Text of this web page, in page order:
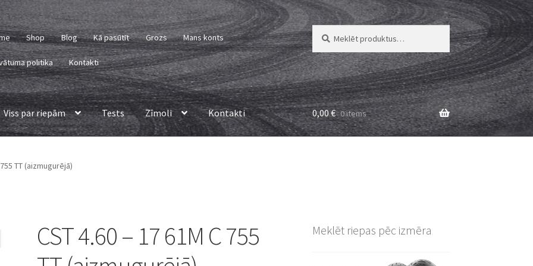
Shop Blog Kā pasūtīt Grozs Mans konts
politika Kontakti
Meklēt:
Meklēt
Viss par riepām Tests Zīmoli Kontakti 0,00€ 0 items
TT (aizmugurējā)
CST 4.60 – 17 61M C 755
Meklēt riepas pēc izmēra